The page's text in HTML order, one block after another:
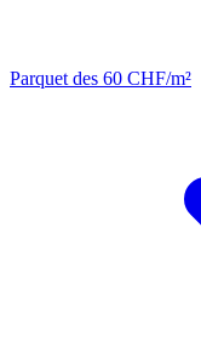
Parquet des 60 CHF/m²